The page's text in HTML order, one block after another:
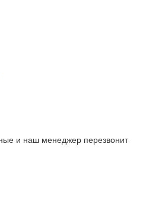
и наш менеджер перезвонит